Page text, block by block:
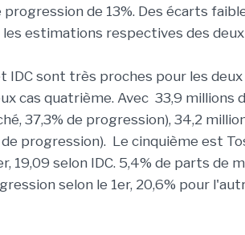
de 13%. Des écarts
les estimations respectives des
IDC sont très proches pour les
cas quatrième. Avec 33,9 millions
37,3% de progression), 34,2
progression). Le cinquième est
19,09 selon IDC. 5,4% de parts de
selon le 1er, 20,6% pour